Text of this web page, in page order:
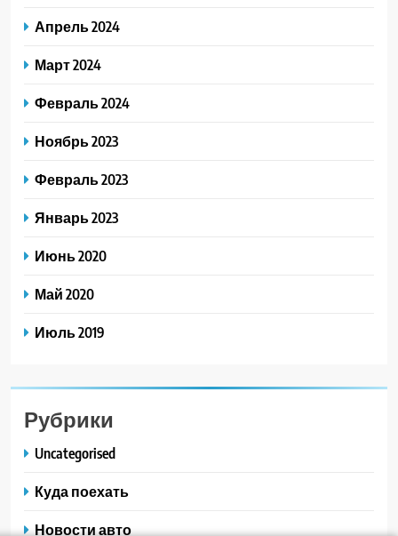
Апрель 2024
Март 2024
Февраль 2024
Ноябрь 2023
Февраль 2023
Январь 2023
Июнь 2020
Май 2020
Июль 2019
Рубрики
Uncategorised
Куда поехать
Новости авто